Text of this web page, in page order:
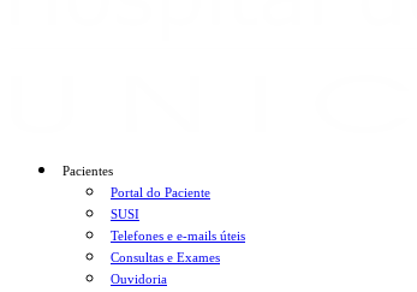
Pacientes
Portal do Paciente
SUSI
Telefones e e-mails úteis
Consultas e Exames
Ouvidoria